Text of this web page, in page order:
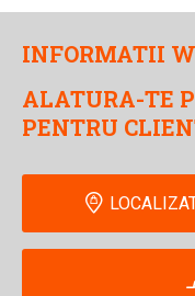
INFORMATII
ALATURA-TE
PENTRU